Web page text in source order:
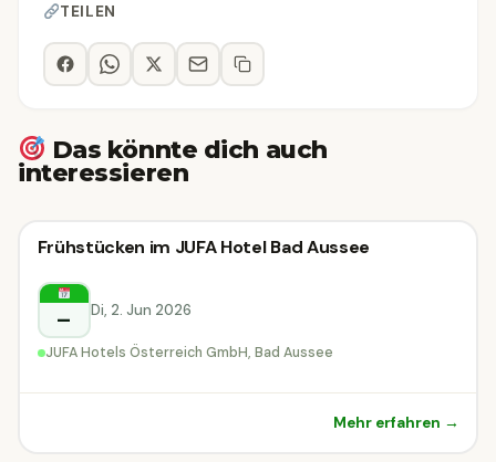
TEILEN
Das könnte dich auch
interessieren
Sonstiges
Bad Aussee
Sonstiges
Frühstücken im JUFA Hotel Bad Aussee
– Di, 2. Jun 2026
JUFA Hotels Österreich GmbH, Bad Aussee
Mehr erfahren →